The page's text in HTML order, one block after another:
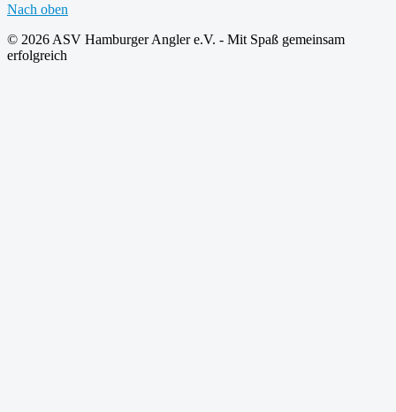
Nach oben
© 2026 ASV Hamburger Angler e.V. - Mit Spaß gemeinsam
erfolgreich